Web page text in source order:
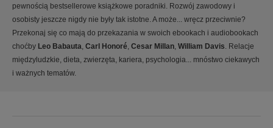
pewnością bestsellerowe książkowe poradniki. Rozwój zawodowy i
osobisty jeszcze nigdy nie były tak istotne. A może... wręcz przeciwnie?
Przekonaj się co mają do przekazania w swoich ebookach i audiobookach
choćby Leo Babauta, Carl Honoré, Cesar Millan, William Davis. Relacje
międzyludzkie, dieta, zwierzęta, kariera, psychologia... mnóstwo ciekawych
i ważnych tematów.